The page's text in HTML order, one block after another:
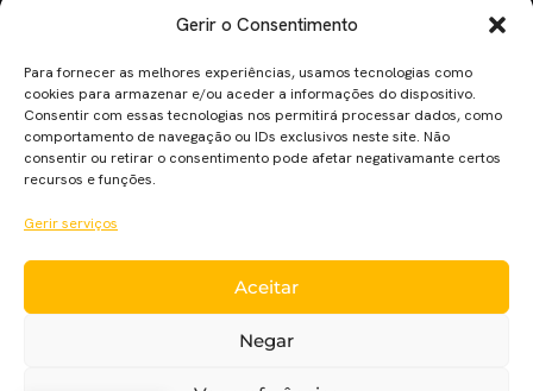
Gerir o Consentimento
Para fornecer as melhores experiências, usamos tecnologias como
cookies para armazenar e/ou aceder a informações do dispositivo.
Consentir com essas tecnologias nos permitirá processar dados, como
comportamento de navegação ou IDs exclusivos neste site. Não
consentir ou retirar o consentimento pode afetar negativamante certos
recursos e funções.
Gerir serviços
Aceitar
Negar
Desde que foi anunciado, WandaVision prometia muita acção
e aventura com duas das personagens mais poderosas deste
universo: Wanda Maximoff (Elizabeth Olsen) e Vision (Paul